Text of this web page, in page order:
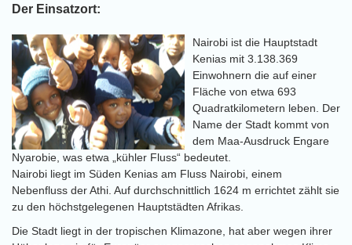
Der Einsatzort:
Nairobi ist die Hauptstadt
Kenias mit 3.138.369
Einwohnern die auf einer
Fläche von etwa 693
Quadratkilometern leben. Der
Name der Stadt kommt von
dem Maa-Ausdruck Engare
Nyarobie, was etwa „kühler Fluss“ bedeutet.
Nairobi liegt im Süden Kenias am Fluss Nairobi, einem
Nebenfluss der Athi. Auf durchschnittlich 1624 m errichtet zählt sie
zu den höchstgelegenen Hauptstädten Afrikas.
Die Stadt liegt in der tropischen Klimazone, hat aber wegen ihrer